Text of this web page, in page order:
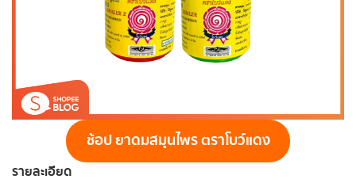
ช้อป ยาดมสมุนไพร ตราโบว์แดง
รายละเอียด